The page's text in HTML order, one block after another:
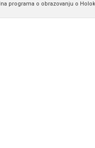
programa o obrazovanju o